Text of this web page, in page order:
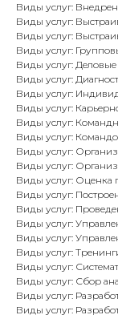
Виды услуг:
Виды услуг:
Виды услуг:
Виды услуг:
Виды услуг:
Виды услуг:
Виды услуг:
Виды услуг:
Виды услуг:
Виды услуг:
Виды услуг:
Виды услуг:
Виды услуг: Оценка
Виды услуг:
Виды услуг:
Виды услуг:
Виды услуг:
Виды услуг:
Виды услуг:
Виды услуг: Сбор
Виды услуг:
Виды услуг: